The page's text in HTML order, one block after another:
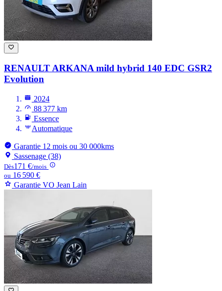
RENAULT ARKANA mild hybrid 140 EDC GSR2
Evolution
2024
88 377 km
Essence
Automatique
Garantie 12 mois ou 30 000kms
Sassenage (38)
Dès171 €/mois
ou 16 590 €
Garantie VO Jean Lain